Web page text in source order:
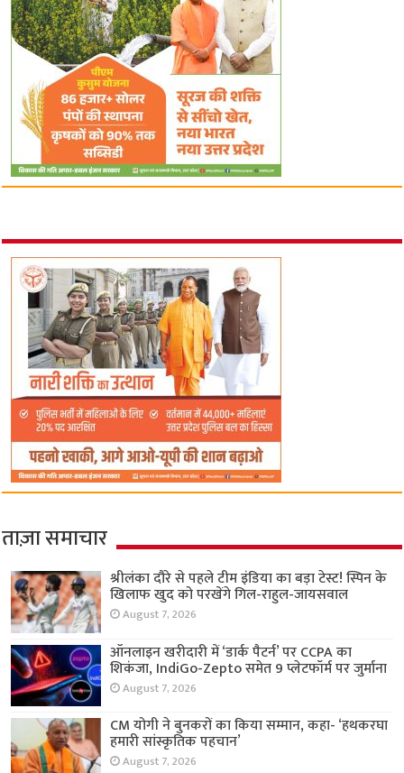
ताज़ा समाचार
श्रीलंका दौरे से पहले टीम इंडिया का बड़ा टेस्ट! स्पिन के
खिलाफ खुद को परखेंगे गिल-राहुल-जायसवाल
August 7, 2026
ऑनलाइन खरीदारी में ‘डार्क पैटर्न’ पर CCPA का
शिकंजा, IndiGo-Zepto समेत 9 प्लेटफॉर्म पर जुर्माना
August 7, 2026
CM योगी ने बुनकरों का किया सम्मान, कहा- ‘हथकरघा
हमारी सांस्कृतिक पहचान’
August 7, 2026